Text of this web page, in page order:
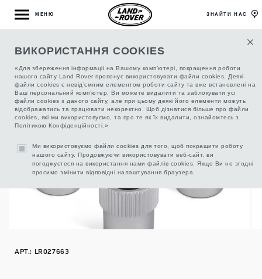
ВИКОРИСТАННЯ COOKIES
«Для збереження інформаціі на Вашому комп’ютері, покращення роботи
нашого сайту Land Rover пропонує використовувати файли cookies. Деякі
файли cookies є невід’ємним елементом роботи сайту та вже встановлені на
Ваш персональний комп’ютер. Ви можете видалити та заблокувати усі
файли cookies з даного сайту, але при цьому деякі його елементи можуть
відображатись та працювати некоректно. Щоб дізнатися більше про файли
cookies, які ми використовуємо, та про те як їх видалити, ознайомтесь з
Політикою Конфіденційності.»
Ми використовуємо файли cookies для того, щоб покращити роботу
нашого сайту. Продовжуючи використовувати веб-сайт, ви
погоджуєтеся на використання нами файлів cookies. Якщо Ви не згодні
просимо змінити відповідні налаштування браузера.
МЕНЮ ЗНАЙТИ НАС
КОЛПАЧКИ НА ВЕНТИЛЬ, КОМПЛЕКТ
АРТ.: LR027663